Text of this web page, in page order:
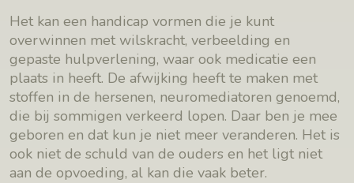
Het kan een handicap vormen die je kunt
overwinnen met wilskracht, verbeelding en
gepaste hulpverlening, waar ook medicatie een
plaats in heeft. De afwijking heeft te maken met
stoffen in de hersenen, neuromediatoren genoemd,
die bij sommigen verkeerd lopen. Daar ben je mee
geboren en dat kun je niet meer veranderen. Het is
ook niet de schuld van de ouders en het ligt niet
aan de opvoeding, al kan die vaak beter.